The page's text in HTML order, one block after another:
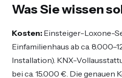
Was Sie wissen
Kosten: Einsteiger-Loxone-
Einfamilienhaus ab ca.
Installation). KNX-
bei ca. 15.000 €. Die genauen